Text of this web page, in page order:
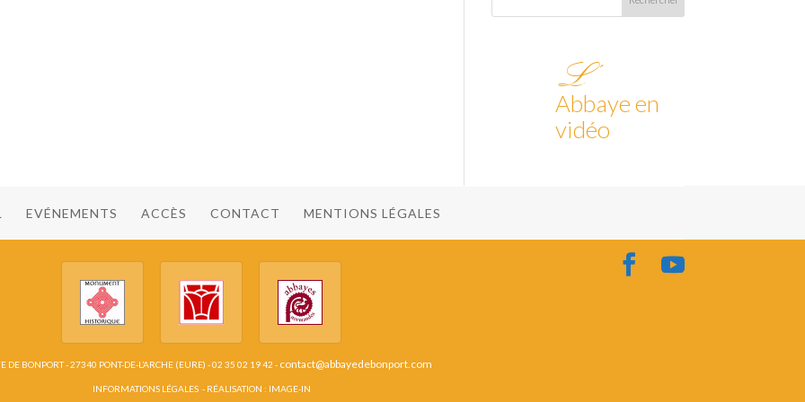
L’
Abbaye en
vidéo
EVÉNEMENTS ACCÈS CONTACT MENTIONS LÉGALES
DE BONPORT - 27340 PONT-DE-L’ARCHE (EURE) - 02 35 02 19 42 - contact@abbayedebonport.com
INFORMATIONS LÉGALES- RÉALISATION : IMAGE-IN